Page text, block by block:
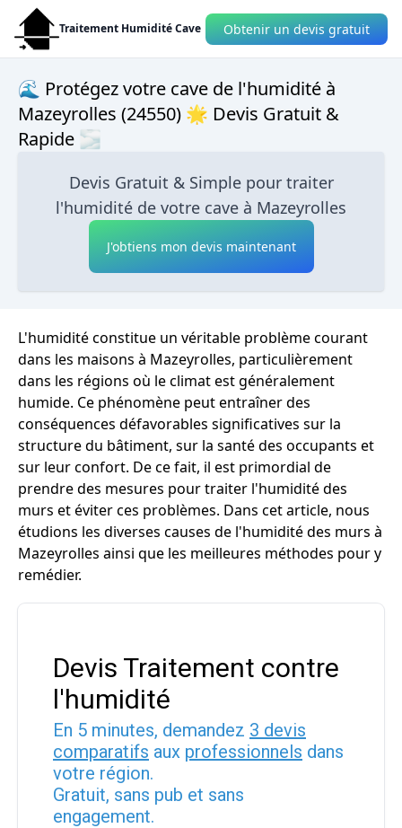
Traitement Humidité Cave Obtenir un devis gratuit
🌊 Protégez votre cave de l'humidité à
Mazeyrolles (24550) 🌟 Devis Gratuit &
Rapide 🌫
Devis Gratuit & Simple pour traiter
l'humidité de votre cave à Mazeyrolles
J'obtiens mon devis maintenant
L'humidité constitue un véritable problème courant
dans les maisons à Mazeyrolles, particulièrement
dans les régions où le climat est généralement
humide. Ce phénomène peut entraîner des
conséquences défavorables significatives sur la
structure du bâtiment, sur la santé des occupants et
sur leur confort. De ce fait, il est primordial de
prendre des mesures pour traiter l'humidité des
murs et éviter ces problèmes. Dans cet article, nous
étudions les diverses causes de l'humidité des murs à
Mazeyrolles ainsi que les meilleures méthodes pour y
remédier.
Devis Traitement contre
l'humidité
En 5 minutes, demandez 3 devis
comparatifs aux professionnels dans
votre région.
Gratuit, sans pub et sans
engagement.